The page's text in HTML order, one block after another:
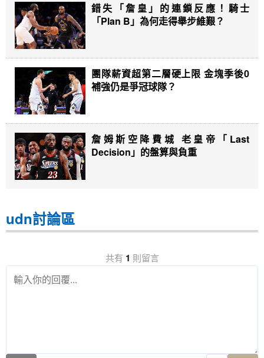
錯失「詹皇」的連鎖反應！騎士
「Plan B」為何走得舉步維艱？
團隊薪資超第二層硬上限 金塊季後0
補強仍是爭冠球隊？
詹姆斯空降費城 老皇帝「Last
Decision」的盤算與負重
udn討論區
共有 1 則留言